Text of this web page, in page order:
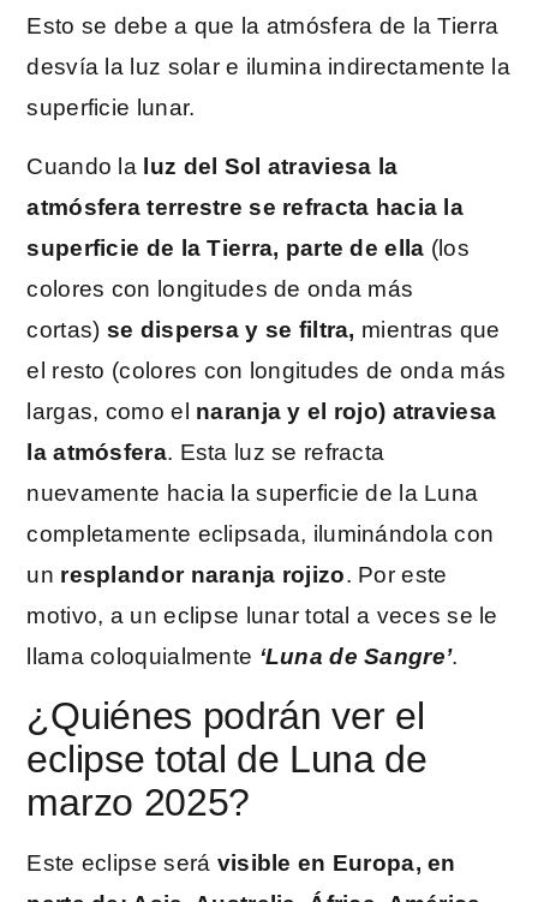
Esto se debe a que la atmósfera de la Tierra
desvía la luz solar e ilumina indirectamente la
superficie lunar.
Cuando la luz del Sol atraviesa la
atmósfera terrestre se refracta hacia la
superficie de la Tierra, parte de ella (los
colores con longitudes de onda más
cortas) se dispersa y se filtra, mientras que
el resto (colores con longitudes de onda más
largas, como el naranja y el rojo) atraviesa
la atmósfera. Esta luz se refracta
nuevamente hacia la superficie de la Luna
completamente eclipsada, iluminándola con
un resplandor naranja rojizo. Por este
motivo, a un eclipse lunar total a veces se le
llama coloquialmente ‘Luna de Sangre’.
¿Quiénes podrán ver el
eclipse total de Luna de
marzo 2025?
Este eclipse será visible en Europa, en